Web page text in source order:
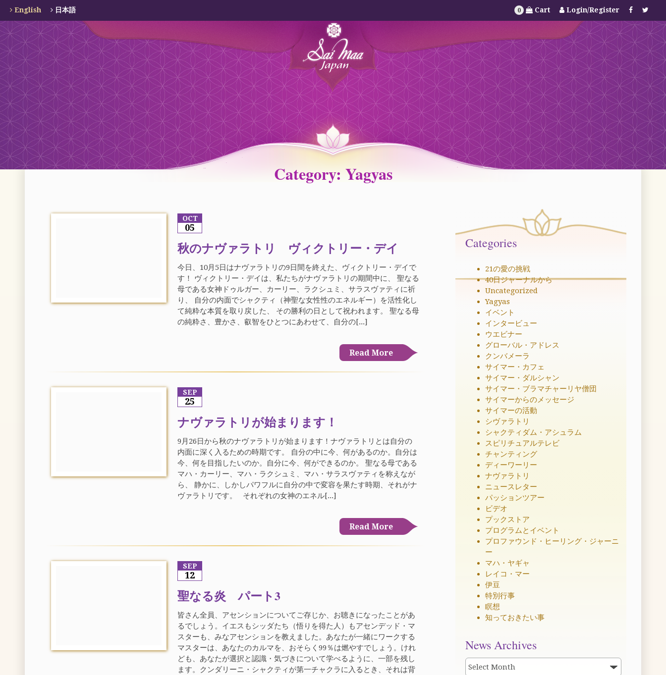
English 日本語 0 Cart Login/Register
Category: Yagyas
OCT
05
秋のナヴァラトリ ヴィクトリー・デイ
今日、10月5日はナヴァラトリの9日間を終えた、ヴィクトリー・デイで
す！ ヴィクトリー・デイは、私たちがナヴァラトリの期間中に、 聖なる
母である女神ドゥルガー、カーリー、ラクシュミ、サラスヴァティに祈
り、 自分の内面でシャクティ（神聖な女性性のエネルギー）を活性化し
て純粋な本質を取り戻した、 その勝利の日として祝われます。 聖なる母
の純粋さ、豊かさ、叡智をひとつにあわせて、自分の[...]
Read More
SEP
25
ナヴァラトリが始まります！
9月26日から秋のナヴァラトリが始まります！ナヴァラトリとは自分の
内面に深く入るための時期です。 自分の中に今、何があるのか。自分は
今、何を目指したいのか。自分に今、何ができるのか。 聖なる母である
マハ・カーリー、マハ・ラクシュミ、マハ・サラスヴァティを称えなが
ら、 静かに、しかしパワフルに自分の中で変容を果たす時期、それがナ
ヴァラトリです。 それぞれの女神のエネル[...]
Read More
SEP
12
聖なる炎 パート3
皆さん全員、アセンションについてご存じか、お聴きになったことがあ
るでしょう。イエスもシッダたち（悟りを得た人）もアセンデッド・マ
スターも、みなアセンションを教えました。あなたが一緒にワークする
マスターは、あなたのカルマを、おそらく99％は燃やすでしょう。けれ
ども、あなたが選択と認識・気づきについて学べるように、一部を残し
ます。クンダリーニ・シャクティが第一チャクラに入るとき、それは背
Categories
21の愛の挑戦
40日ジャーナルから
Uncategorized
Yagyas
イベント
インタービュー
ウエビナー
グローバル・アドレス
クンバメーラ
サイマー・カフェ
サイマー・ダルシャン
サイマー・ブラマチャーリヤ僧団
サイマーからのメッセージ
サイマーの活動
シヴァラトリ
シャクティダム・アシュラム
スピリチュアルテレビ
チャンティング
ディーワーリー
ナヴァラトリ
ニュースレター
パッションツアー
ビデオ
プックストア
プログラムとイベント
プロファウンド・ヒーリング・ジャーニ
ー
マハ・ヤギャ
レイコ・マー
伊豆
特別行事
瞑想
知っておきたい事
News Archives